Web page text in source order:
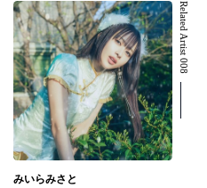
Related Artist 008
みいらみさと